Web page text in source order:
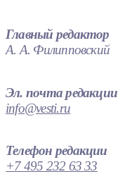
Главный редактор
А. А. Филипповский
Эл. почта редакции
info@vesti.ru
Телефон редакции
+7 495 232 63 33